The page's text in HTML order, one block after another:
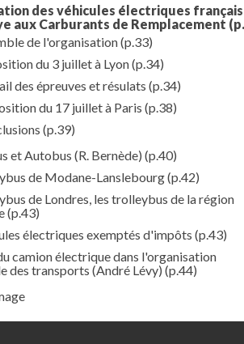
des véhicules électriques
aux Carburants de Remplacement
de l'organisation(p.33)
du 3 juillet à Lyon(p.34)
des épreuves et résulats (p.34)
du 17 juillet à Paris (p.38)
(p.39)
et Autobus (R. Bernède) (p.40)
de Modane-Lanslebourg(p.42)
de Londres, les trolleybus de la région
(p.43)
électriques exemptés d'impôts (p.43)
camion électrique dans l'organisation
des transports (André Lévy) (p.44)